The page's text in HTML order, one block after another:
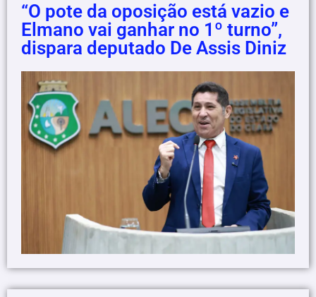
“O pote da oposição está vazio e
Elmano vai ganhar no 1º turno”,
dispara deputado De Assis Diniz